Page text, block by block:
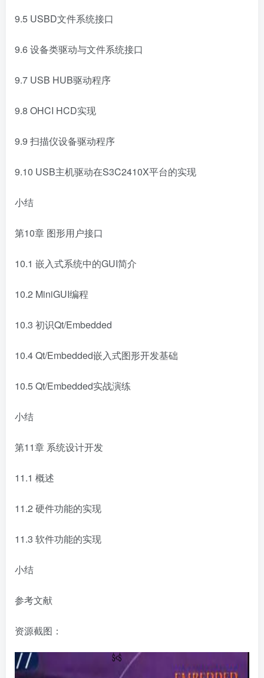
9.5 USBD文件系统接口
9.6 设备类驱动与文件系统接口
9.7 USB HUB驱动程序
9.8 OHCI HCD实现
9.9 扫描仪设备驱动程序
9.10 USB主机驱动在S3C2410X平台的实现
小结
第10章 图形用户接口
10.1 嵌入式系统中的GUI简介
10.2 MiniGUI编程
10.3 初识Qt/Embedded
10.4 Qt/Embedded嵌入式图形开发基础
10.5 Qt/Embedded实战演练
小结
第11章 系统设计开发
11.1 概述
11.2 硬件功能的实现
11.3 软件功能的实现
小结
参考文献
资源截图：